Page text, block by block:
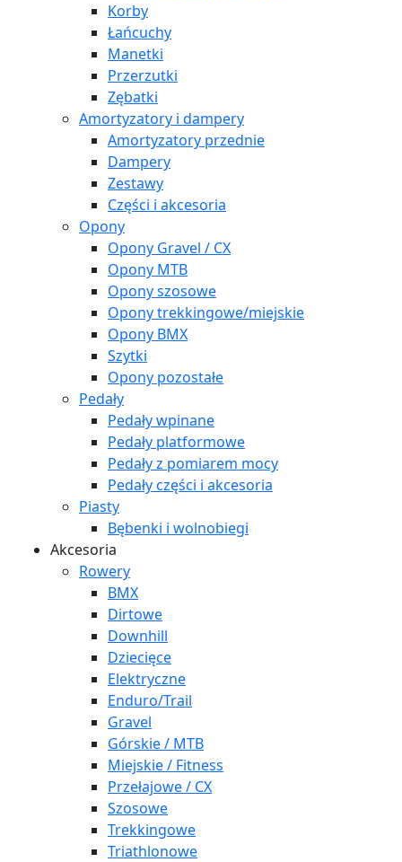
Korby
Łańcuchy
Manetki
Przerzutki
Zębatki
Amortyzatory i dampery
Amortyzatory przednie
Dampery
Zestawy
Części i akcesoria
Opony
Opony Gravel / CX
Opony MTB
Opony szosowe
Opony trekkingowe/miejskie
Opony BMX
Szytki
Opony pozostałe
Pedały
Pedały wpinane
Pedały platformowe
Pedały z pomiarem mocy
Pedały części i akcesoria
Piasty
Bębenki i wolnobiegi
Akcesoria
Rowery
BMX
Dirtowe
Downhill
Dziecięce
Elektryczne
Enduro/Trail
Gravel
Górskie / MTB
Miejskie / Fitness
Przełajowe / CX
Szosowe
Trekkingowe
Triathlonowe